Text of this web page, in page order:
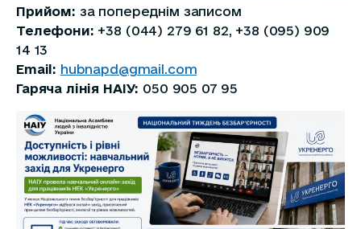
Прийом: за попереднім записом
Телефони: +38 (044) 279 61 82, +38 (095) 909
14 13
Email: hubnapd@gmail.com
Гаряча лінія НАІУ: 050 905 07 95